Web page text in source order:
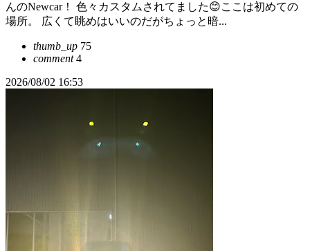
んのNewcar！ 色々カスタムされてました😊ここは初めての
場所。 広くて眺めはいいのだがちょっと暗...
thumb_up 75
comment4
2026/08/02 16:53